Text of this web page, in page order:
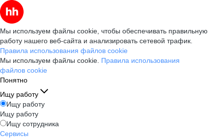
Мы используем файлы cookie, чтобы обеспечивать правильную
работу нашего веб-сайта и анализировать сетевой трафик.
Правила использования файлов cookie
Мы используем файлы cookie. Правила использования
файлов cookie
Понятно
Ищу работу
Ищу работу
Ищу работу
Ищу сотрудника
Сервисы